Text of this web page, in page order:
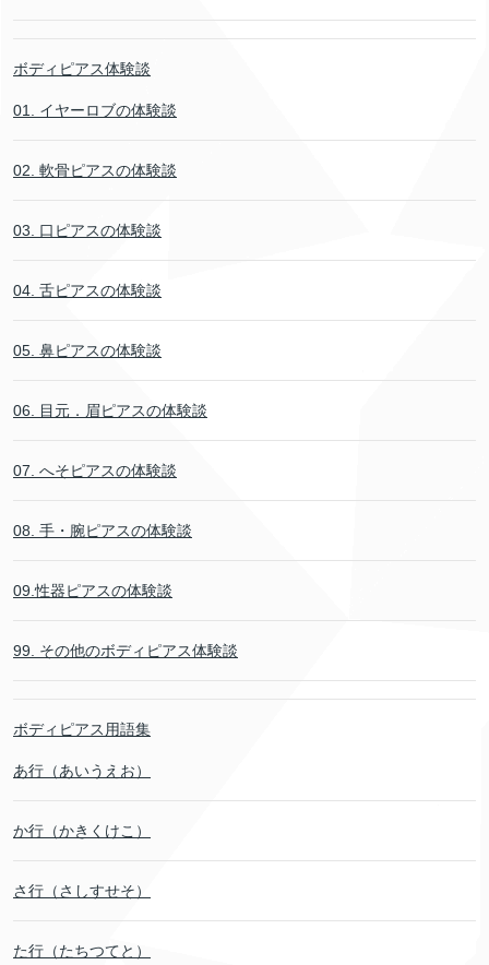
ボディピアス体験談
01. イヤーロブの体験談
02. 軟骨ピアスの体験談
03. 口ピアスの体験談
04. 舌ピアスの体験談
05. 鼻ピアスの体験談
06. 目元．眉ピアスの体験談
07. へそピアスの体験談
08. 手・腕ピアスの体験談
09.性器ピアスの体験談
99. その他のボディピアス体験談
ボディピアス用語集
あ行（あいうえお）
か行（かきくけこ）
さ行（さしすせそ）
た行（たちつてと）